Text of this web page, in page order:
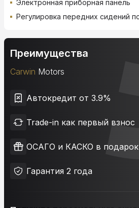
Электронная приборная панель
Регулировка передних сидений
Преимущества
Carwin Motors
Автокредит от 3.9%
Trade-in как первый взнос
ОСАГО и КАСКО в подарок
Гарантия 2 года